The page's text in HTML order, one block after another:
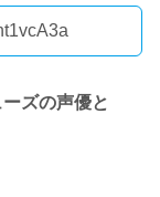
ズの声優と